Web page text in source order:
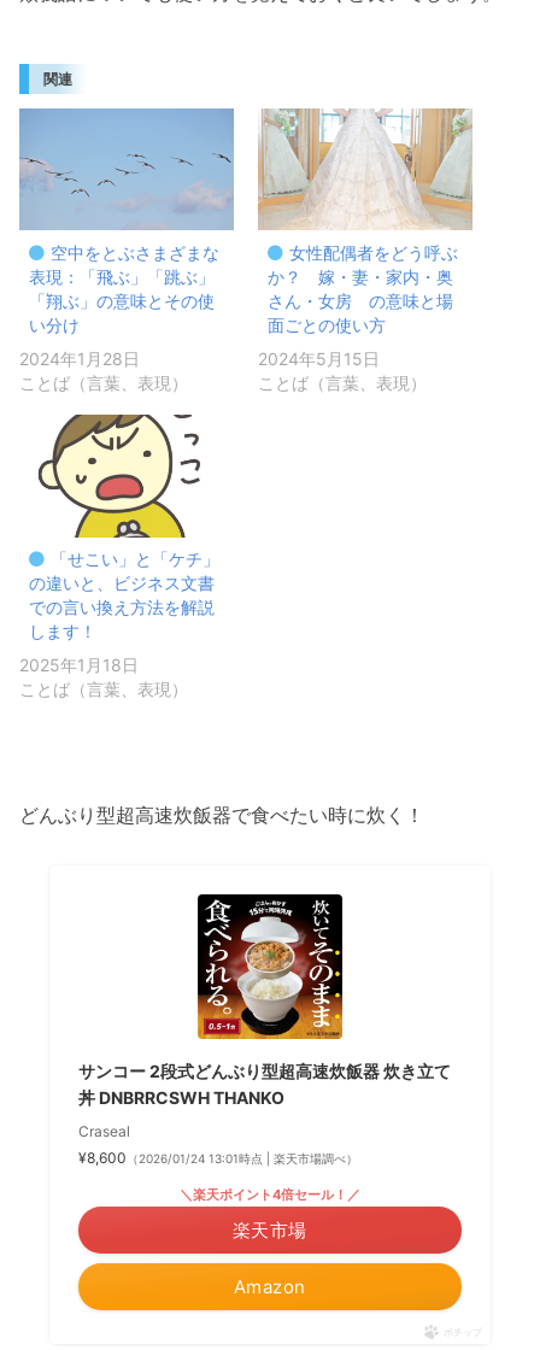
関連
空中をとぶさまざまな
表現：「飛ぶ」「跳ぶ」
「翔ぶ」の意味とその使
い分け
2024年1月28日
ことば（言葉、表現）
女性配偶者をどう呼ぶ
か？ 嫁・妻・家内・奥
さん・女房 の意味と場
面ごとの使い方
2024年5月15日
ことば（言葉、表現）
「せこい」と「ケチ」
の違いと、ビジネス文書
での言い換え方法を解説
します！
2025年1月18日
ことば（言葉、表現）
どんぶり型超高速炊飯器で食べたい時に炊く！
サンコー 2段式どんぶり型超高速炊飯器 炊き立て
丼 DNBRRCSWH THANKO
Craseal
¥8,600 （2026/01/24 13:01時点 | 楽天市場調べ）
Amazon
＼楽天ポイント4倍セール！／
楽天市場
ポチップ